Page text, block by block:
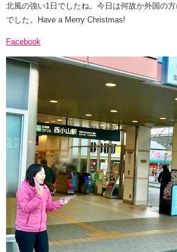
北風の強い1日でしたね。今日は何故か外国の
でした。Have a Merry Christmas!
Facebook